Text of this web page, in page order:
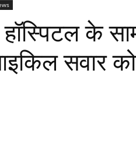
हॉस्पिटल के
सवार